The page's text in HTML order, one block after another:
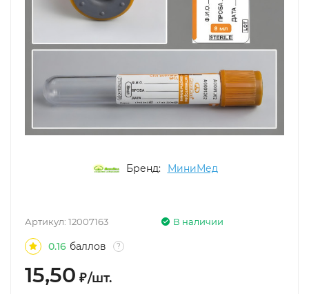
Бренд: МиниМед
В наличии
Артикул: 12007163
0.16 баллов ?
15,50 ₽/шт.